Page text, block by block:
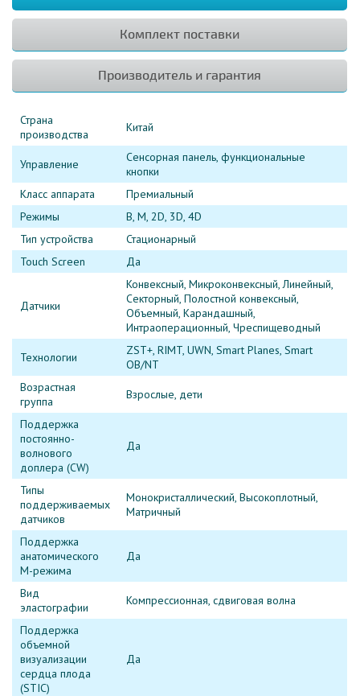
Комплект поставки
Производитель и гарантия
Страна
производства
Китай
Управление
Сенсорная панель, функциональные
кнопки
Класс аппарата
Премиальный
Режимы
B, M, 2D, 3D, 4D
Тип устройства
Стационарный
Touch Screen
Да
Датчики
Конвексный, Микроконвексный, Линейный,
Секторный, Полостной конвексный,
Объемный, Карандашный,
Интраоперационный, Чреспищеводный
Технологии
ZST+, RIMT, UWN, Smart Planes, Smart
OB/NT
Возрастная
группа
Взрослые, дети
Поддержка
постоянно-
волнового
доплера (CW)
Да
Типы
поддерживаемых
датчиков
Монокристаллический, Высокоплотный,
Матричный
Поддержка
анатомического
М-режима
Да
Вид
эластографии
Компрессионная, сдвиговая волна
Поддержка
объемной
визуализации
сердца плода
(STIC)
Да